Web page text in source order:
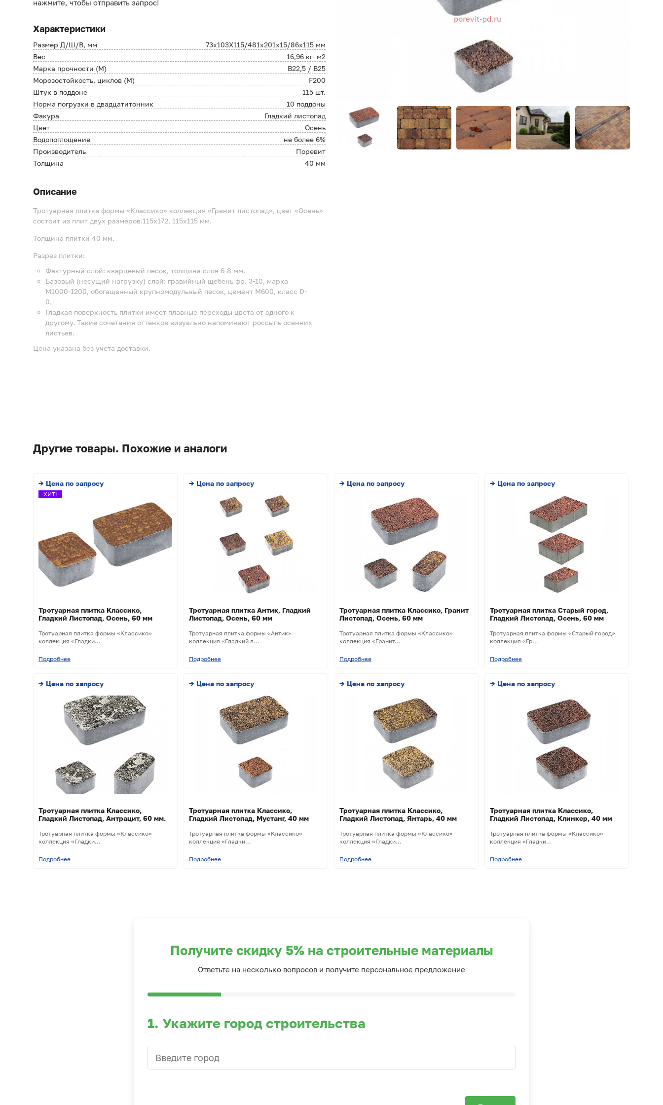
нажмите, чтобы отправить запрос!
Характеристики
Размер Д/Ш/В, мм
73х103Х115/481х201х15/86х115 мм
Вес
16,96 кг- м2
Марка прочности (М)
В22,5 / B25
Морозостойкость, циклов (М)
F200
Штук в поддоне
115 шт.
Норма погрузки в двадцатитонник
10 поддоны
Факура
Гладкий листопад
Цвет
Осень
Водопоглощение
не более 6%
Производитель
Поревит
Толщина
40 мм
Описание
Тротуарная плитка формы «Классико» коллекция «Гранит листопад», цвет «Осень»
состоит из плит двух размеров.115х172, 115х115 мм.
Толщина плитки 40 мм.
Разрез плитки:
Фактурный слой: кварцевый песок, толщина слоя 6-8 мм.
Базовый (несущий нагрузку) слой: гравийный щебень фр. 3-10, марка
М1000-1200, обогащенный крупномодульный песок, цемент М600, класс D-
0.
Гладкая поверхность плитки имеет плавные переходы цвета от одного к
другому. Такие сочетания оттенков визуально напоминают россыпь осенних
листьев.
Цена указана без учета доставки.
Другие товары. Похожие и аналоги
→ Цена по запросу
ХИТ!
Тротуарная плитка Классико,
Гладкий Листопад, Осень, 60 мм
Тротуарная плитка формы «Классико»
коллекция «Гладки...
Подробнее
→ Цена по запросу
Тротуарная плитка Антик, Гладкий
Листопад, Осень, 60 мм
Тротуарная плитка формы «Антик»
коллекция «Гладкий л...
Подробнее
→ Цена по запросу
Тротуарная плитка Классико, Гранит
Листопад, Осень, 60 мм
Тротуарная плитка формы «Классико»
коллекция «Гранит...
Подробнее
→ Цена по запросу
Тротуарная плитка Старый город,
Гладкий Листопад, Осень, 60 мм
Тротуарная плитка формы «Старый город»
коллекция «Гр...
Подробнее
→ Цена по запросу
Тротуарная плитка Классико,
Гладкий Листопад, Антрацит, 60 мм.
Тротуарная плитка формы «Классико»
коллекция «Гладки...
Подробнее
→ Цена по запросу
Тротуарная плитка Классико,
Гладкий Листопад, Мустанг, 40 мм
Тротуарная плитка формы «Классико»
коллекция «Гладки...
Подробнее
→ Цена по запросу
Тротуарная плитка Классико,
Гладкий Листопад, Янтарь, 40 мм
Тротуарная плитка формы «Классико»
коллекция «Гладки...
Подробнее
→ Цена по запросу
Тротуарная плитка Классико,
Гладкий Листопад, Клинкер, 40 мм
Тротуарная плитка формы «Классико»
коллекция «Гладки...
Подробнее
Получите скидку 5% на строительные материалы
Ответьте на несколько вопросов и получите персональное предложение
1. Укажите город строительства